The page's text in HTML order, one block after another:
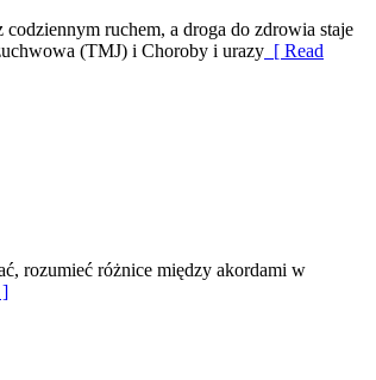
ruchem, a droga do zdrowia staje
(TMJ) i Choroby i urazy [ Read
rozumieć różnice między akordami w
]